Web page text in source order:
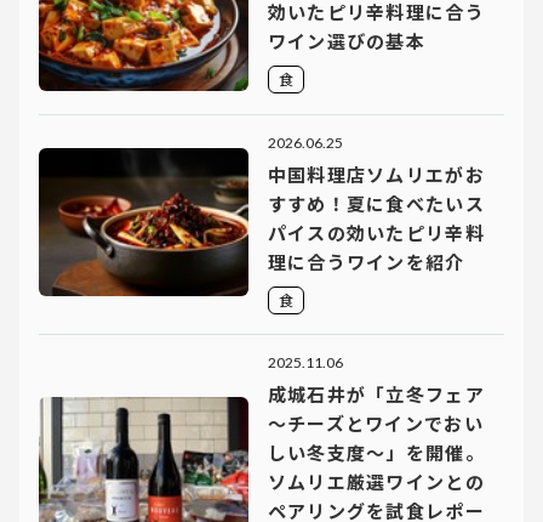
効いたピリ辛料理に合う
ワイン選びの基本
食
2026.06.25
中国料理店ソムリエがお
すすめ！夏に食べたいス
パイスの効いたピリ辛料
理に合うワインを紹介
食
2025.11.06
成城石井が「立冬フェア
～チーズとワインでおい
しい冬支度～」を開催。
ソムリエ厳選ワインとの
ペアリングを試食レポー